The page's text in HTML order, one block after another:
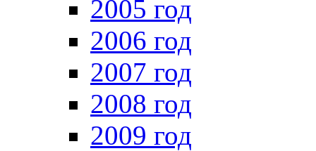
2005 год
2006 год
2007 год
2008 год
2009 год